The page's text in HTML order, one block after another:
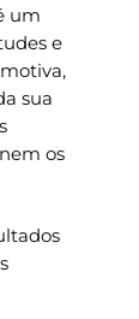
um
e
sua
os